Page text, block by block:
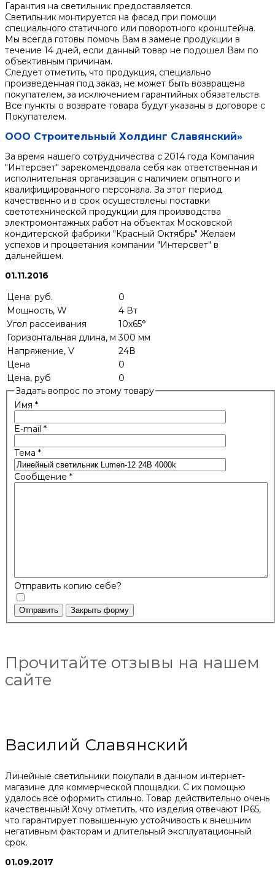
Гарантия на светильник предоставляется.
Светильник монтируется на фасад при помощи
специального статичного или поворотного кронштейна.
Мы всегда готовы помочь Вам в замене продукции в
течение 14 дней, если данный товар не подошел Вам по
объективным причинам.
Следует отметить, что продукция, специально
произведенная под заказ, не может быть возвращена
покупателем, за исключением гарантийных обязательств.
Все пункты о возврате товара будут указаны в договоре с
Покупателем.
ООО Строительный Холдинг Славянский»
За время нашего сотрудничества с 2014 года Компания
"Интерсвет" зарекомендовала себя как ответственная и
исполнительная организация с наличием опытного и
квалифицированного персонала. За этот период
качественно и в срок осуществлены поставки
светотехнической продукции для производства
электромонтажных работ на объектах Московской
кондитерской фабрики "Красный Октябрь" Желаем
успехов и процветания компании "Интерсвет" в
дальнейшем.
01.11.2016
Цена: руб.
0
Мощность, W
4 Вт
Угол рассеивания
10x65°
Горизонтальная длина, м 300 мм
Напряжение, V
24В
Цена
0
Цена, руб
0
Задать вопрос по этому товару
Имя *
E-mail *
Тема *
Сообщение *
Отправить копию себе?
Отправить Закрыть форму
Прочитайте отзывы на нашем
сайте
Василий Славянский
Линейные светильники покупали в данном интернет-
магазине для коммерческой площадки. С их помощью
удалось всё оформить стильно. Товар действительно очень
качественный! Хочу отметить, что изделия отвечают IP65,
что гарантирует повышенную устойчивость к внешним
негативным факторам и длительный эксплуатационный
срок.
01.09.2017